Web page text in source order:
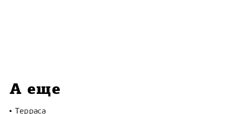
А еще
Терраса